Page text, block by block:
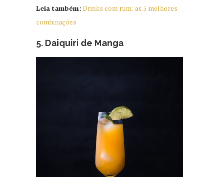
Leia também: Drinks com rum: as 5 melhores
combinações
5. Daiquiri de Manga